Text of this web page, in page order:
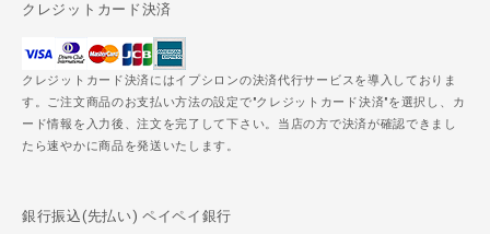
クレジットカード決済
クレジットカード決済にはイプシロンの決済代行サービスを導入しておりま
す。ご注文商品のお支払い方法の設定で"クレジットカード決済"を選択し、カ
ード情報を入力後、注文を完了して下さい。当店の方で決済が確認できまし
たら速やかに商品を発送いたします。
銀行振込(先払い) ペイペイ銀行